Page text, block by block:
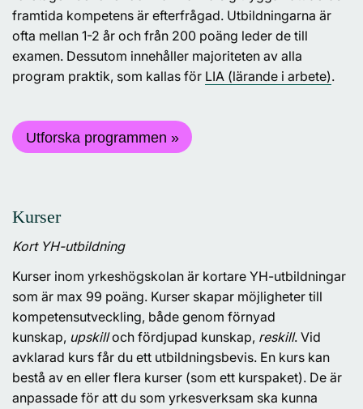
framtida kompetens är efterfrågad. Utbildningarna är
ofta mellan 1-2 år och från 200 poäng leder de till
examen. Dessutom innehåller majoriteten av alla
program praktik, som kallas för LIA (lärande i arbete).
Utforska programmen »
Kurser
Kort YH-utbildning
Kurser inom yrkeshögskolan är kortare YH-utbildningar
som är max 99 poäng. Kurser skapar möjligheter till
kompetensutveckling, både genom förnyad
kunskap, upskilloch fördjupad kunskap, reskill. Vid
avklarad kurs får du ett utbildningsbevis. En kurs kan
bestå av en eller flera kurser (som ett kurspaket). De är
anpassade för att du som yrkesverksam ska kunna